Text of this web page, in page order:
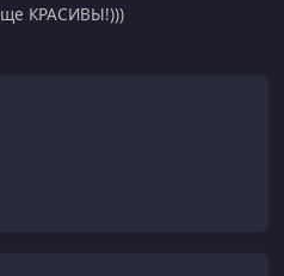
КРАСИВЫ!)))